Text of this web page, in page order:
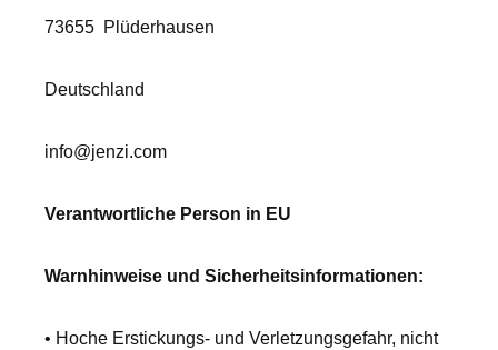
73655 Plüderhausen
Deutschland
info@jenzi.com
Verantwortliche Person in EU
Warnhinweise und Sicherheitsinformationen:
• Hoche Erstickungs- und Verletzungsgefahr, nicht